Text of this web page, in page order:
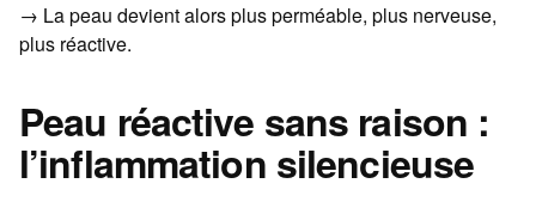
→ La peau devient alors plus perméable, plus nerveuse,
plus réactive.
Peau réactive sans raison :
l’inflammation silencieuse